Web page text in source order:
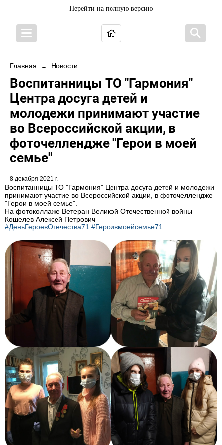
Перейти на полную версию
Главная → Новости
Воспитанницы ТО "Гармония"
Центра досуга детей и
молодежи принимают участие
во Всероссийской акции, в
фоточеллендже "Герои в моей
семье"
8 декабря 2021 г.
Воспитанницы ТО "Гармония" Центра досуга детей и молодежи
принимают участие во Всероссийской акции, в фоточеллендже
"Герои в моей семье".
На фотоколлаже Ветеран Великой Отечественной войны
Кошелев Алексей Петрович
#ДеньГероевОтечества71 #Героивмоейсемье71